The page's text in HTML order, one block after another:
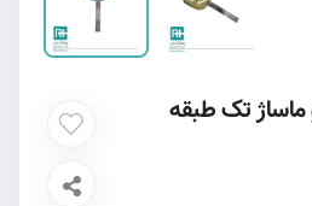
تک طبقه